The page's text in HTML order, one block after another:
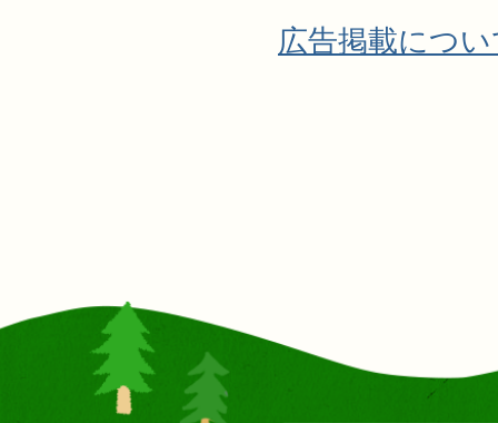
広告掲載につ